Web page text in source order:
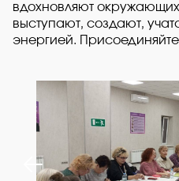
вдохновляют
выступают, создают,
энергией.